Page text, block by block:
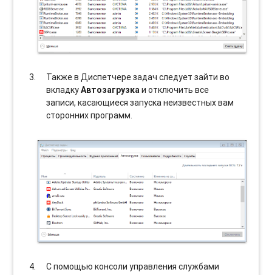
Также в Диспетчере задач следует зайти во
вкладкуАвтозагрузкаи отключить все
записи, касающиеся запуска неизвестных вам
сторонних программ.
С помощью консоли управления службами